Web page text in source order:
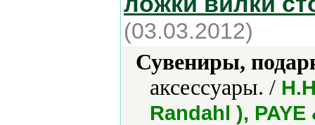
(03.03.2012)
Сувениры,
аксессуары. /
Randahl ),